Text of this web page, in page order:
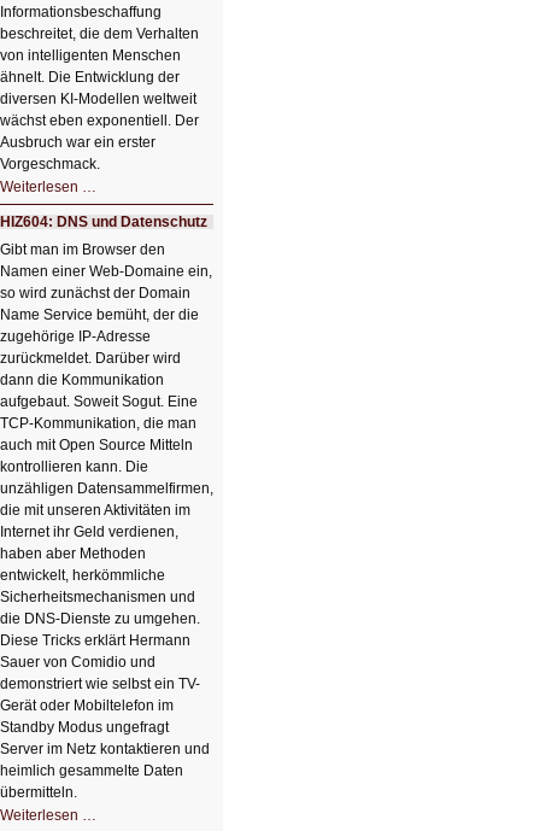
Informationsbeschaffung
beschreitet, die dem Verhalten
von intelligenten Menschen
ähnelt. Die Entwicklung der
diversen KI-Modellen weltweit
wächst eben exponentiell. Der
Ausbruch war ein erster
Vorgeschmack.
Weiterlesen …
Der
Ausbruch
der
KI
HIZ604: DNS und Datenschutz
Gibt man im Browser den
Namen einer Web-Domaine ein,
so wird zunächst der Domain
Name Service bemüht, der die
zugehörige IP-Adresse
zurückmeldet. Darüber wird
dann die Kommunikation
aufgebaut. Soweit Sogut. Eine
TCP-Kommunikation, die man
auch mit Open Source Mitteln
kontrollieren kann. Die
unzähligen Datensammelfirmen,
die mit unseren Aktivitäten im
Internet ihr Geld verdienen,
haben aber Methoden
entwickelt, herkömmliche
Sicherheitsmechanismen und
die DNS-Dienste zu umgehen.
Diese Tricks erklärt Hermann
Sauer von Comidio und
demonstriert wie selbst ein TV-
Gerät oder Mobiltelefon im
Standby Modus ungefragt
Server im Netz kontaktieren und
heimlich gesammelte Daten
übermitteln.
Weiterlesen …